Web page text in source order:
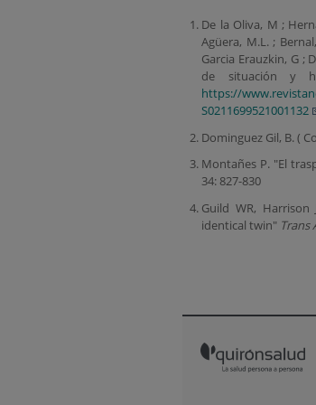
De la Oliva, M ;
Agüera, M.L. ;
Garcia Erauzkin, G ;
de situación y
https://
S0211699521001132
Dominguez Gil, B. (
Montañes P. "El
34: 827-830
Guild WR,
identical twin" Trans